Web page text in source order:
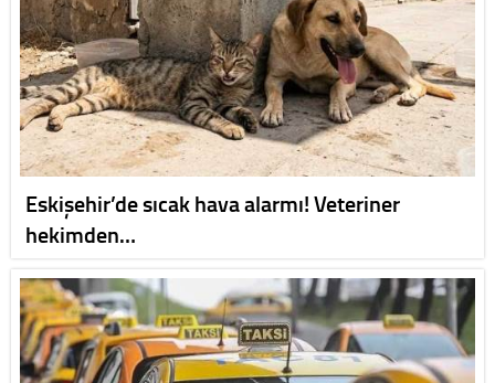
Eskişehir’de sıcak hava alarmı! Veteriner
hekimden…